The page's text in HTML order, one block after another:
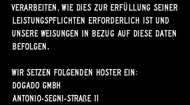
verarbeiten, wie dies zur Erfüllung seiner
Leistungspflichten erforderlich ist und
unsere Weisungen in Bezug auf diese Daten
befolgen.
Wir setzen folgenden Hoster ein:
dogado GmbH
Antonio-Segni-Straße 11